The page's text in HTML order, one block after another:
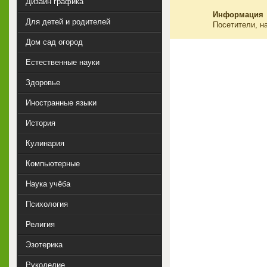
Информация
Посетители,
Для детей и родителей
Дом сад огород
Естественные науки
Здоровье
Иностранные языки
История
Кулинария
Компьютерные
Наука учёба
Психология
Религия
Эзотерика
Рукоделие